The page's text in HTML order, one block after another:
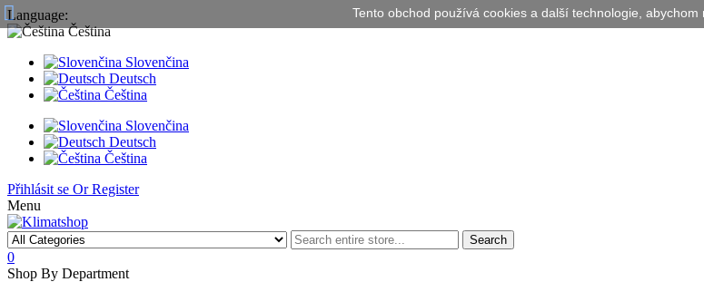
Tento obchod používá cookies a další technologie, abychom
Language:
Čeština
Slovenčina
Deutsch
Čeština
Slovenčina
Deutsch
Čeština
Přihlásit se OrRegister
Menu
Search
0
Shop By Department